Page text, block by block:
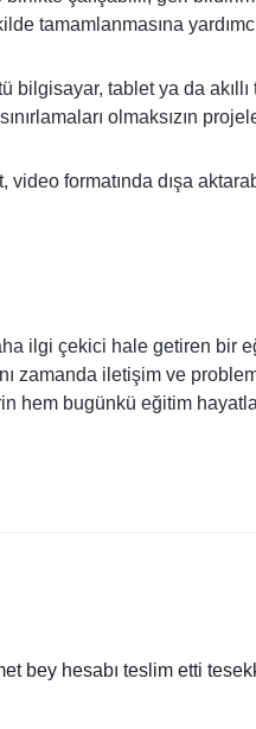
tamamlanmasına
tablet ya da
olmaksızın
formatında dışa
ilgi çekici hale getiren bir
zamanda iletişim ve
hem bugünkü eğitim
bey hesabı teslim etti